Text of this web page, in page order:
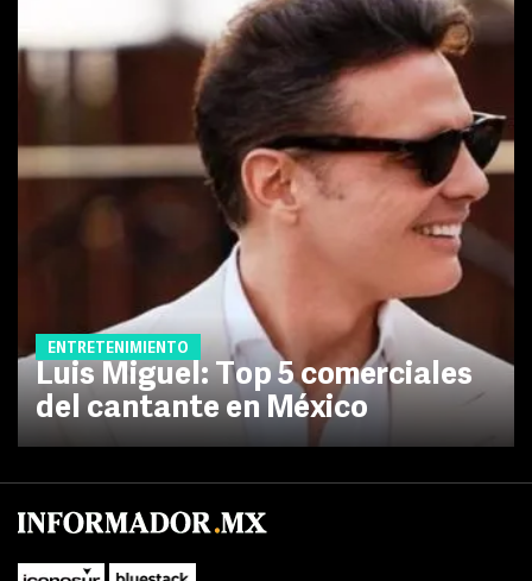
ENTRETENIMIENTO
Luis Miguel: Top 5 comerciales
del cantante en México